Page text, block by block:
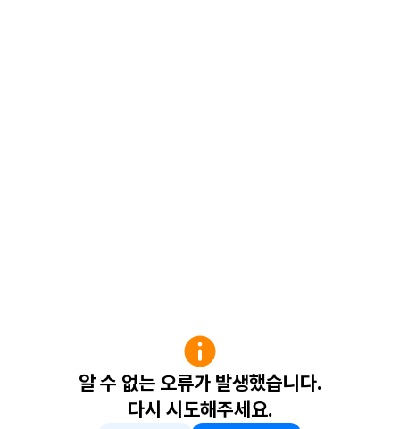
알 수 없는 오류가 발생했습니다.
다시 시도해주세요.